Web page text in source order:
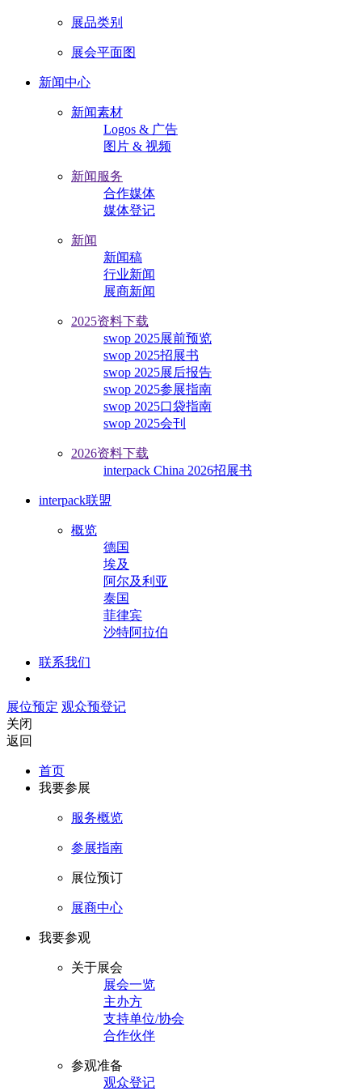
展品类别
展会平面图
新闻中心
新闻素材
Logos & 广告
图片 & 视频
新闻服务
合作媒体
媒体登记
新闻
新闻稿
行业新闻
展商新闻
2025资料下载
swop 2025展前预览
swop 2025招展书
swop 2025展后报告
swop 2025参展指南
swop 2025口袋指南
swop 2025会刊
2026资料下载
interpack China 2026招展书
interpack联盟
概览
德国
埃及
阿尔及利亚
泰国
菲律宾
沙特阿拉伯
联系我们
展位预定 观众预登记
关闭
返回
首页
我要参展
服务概览
参展指南
展位预订
展商中心
我要参观
关于展会
展会一览
主办方
支持单位/协会
合作伙伴
参观准备
观众登记